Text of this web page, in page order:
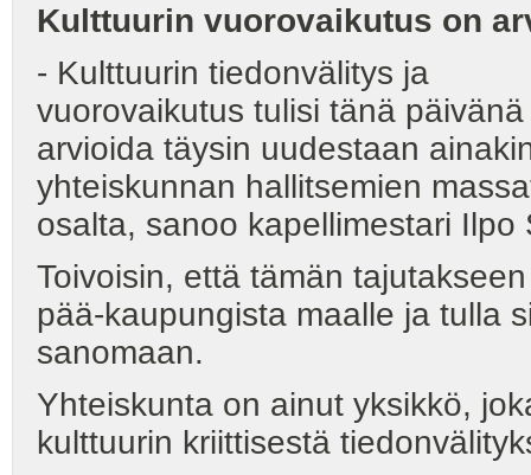
Kulttuurin vuorovaikutus on
- Kulttuurin tiedonvälitys ja
vuorovaikutus tulisi tänä päivänä
arvioida täysin uudestaan
yhteiskunnan hallitsemien
osalta, sanoo kapellimestari Ilpo
Toivoisin, että tämän
pää-kaupungista maalle ja tulla
sanomaan.
Yhteiskunta on ainut yksikkö,
kulttuurin kriittisestä